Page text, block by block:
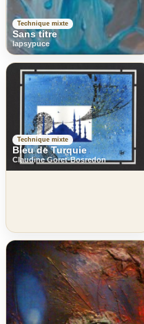
Technique mixte
Sans titre
lapsypuce
Technique mixte
Bleu de Turquie
Claudine Goret-Bosredon